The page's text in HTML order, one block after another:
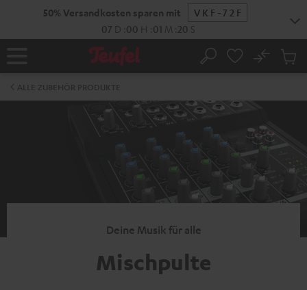
50% Versandkosten sparen mit
VKF-72F
07 D :00 H :01 M :19 S
Startseite Suche
No
Deine Musik für alle
Mischpulte